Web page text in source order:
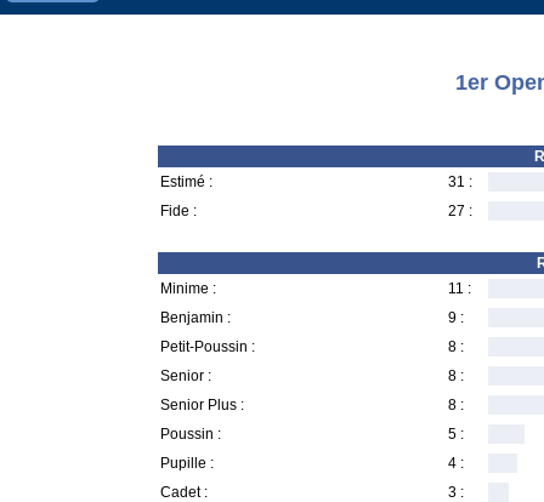
1er
Estimé :
31 :
Fide :
27 :
Minime :
11 :
Benjamin :
9 :
Petit-Poussin :
8 :
Senior :
8 :
Senior Plus :
8 :
Poussin :
5 :
Pupille :
4 :
Cadet :
3 :